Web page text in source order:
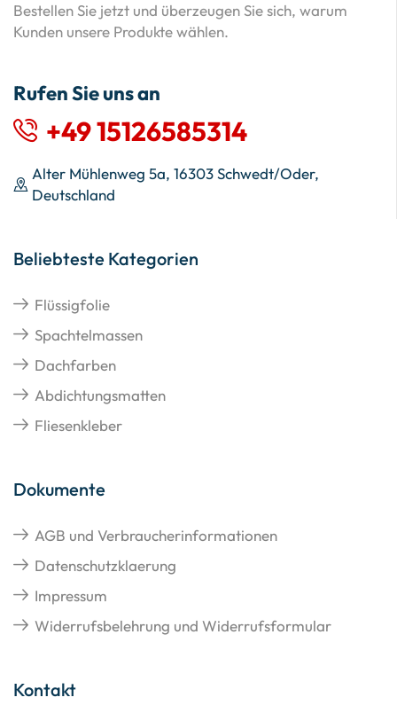
Bestellen Sie jetzt und überzeugen Sie sich, warum
Kunden unsere Produkte wählen.
Rufen Sie uns an
+49 15126585314
Alter Mühlenweg 5a, 16303 Schwedt/Oder,
Deutschland
Beliebteste Kategorien
Flüssigfolie
Spachtelmassen
Dachfarben
Abdichtungsmatten
Fliesenkleber
Dokumente
AGB und Verbraucherinformationen
Datenschutzklaerung
Impressum
Widerrufsbelehrung und Widerrufsformular
Kontakt